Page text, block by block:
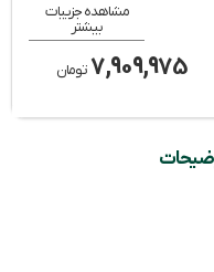
7,909,975تومان
مشاهده جزییات
بیشتر